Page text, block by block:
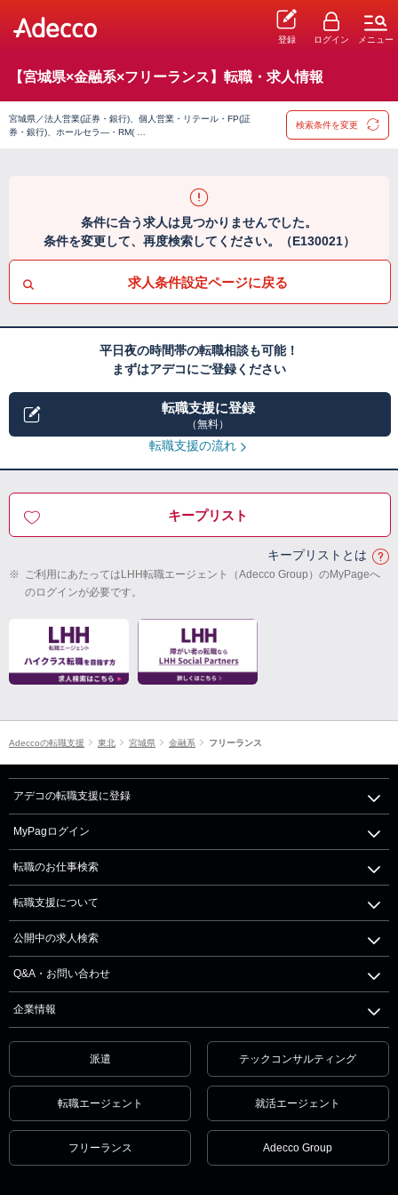
登録 ログイン メニュー
【宮城県×金融系×フリーランス】転職・求人情報
宮城県／法人営業(証券・銀行)、個人営業・リテール・FP(証
券・銀行)、ホールセラ―・RM( …
検索条件を変更
条件に合う求人は見つかりませんでした。
条件を変更して、再度検索してください。（E130021）
求人条件設定ページに戻る
平日夜の時間帯の転職相談も可能！
まずはアデコにご登録ください
転職支援に登録
（無料）
転職支援の流れ
キープリスト
キープリストとは
※ ご利用にあたってはLHH転職エージェント（Adecco Group）のMyPageへ
のログインが必要です。
Adeccoの転職支援 東北 宮城県 金融系 フリーランス
アデコの転職支援に登録
MyPagログイン
転職のお仕事検索
転職支援について
公開中の求人検索
Q&A・お問い合わせ
企業情報
派遣 テックコンサルティング
転職エージェント 就活エージェント
フリーランス Adecco Group